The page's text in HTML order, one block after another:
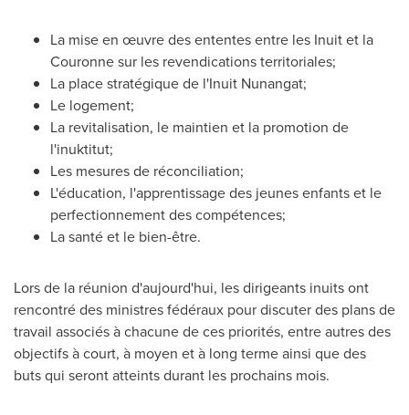
La mise en œuvre des ententes entre les Inuit et la
Couronne sur les revendications territoriales;
La place stratégique de l'Inuit Nunangat;
Le logement;
La revitalisation, le maintien et la promotion de
l'inuktitut;
Les mesures de réconciliation;
L'éducation, l'apprentissage des jeunes enfants et le
perfectionnement des compétences;
La santé et le bien-être.
Lors de la réunion d'aujourd'hui, les dirigeants inuits ont
rencontré des ministres fédéraux pour discuter des plans de
travail associés à chacune de ces priorités, entre autres des
objectifs à court, à moyen et à long terme ainsi que des
buts qui seront atteints durant les prochains mois.